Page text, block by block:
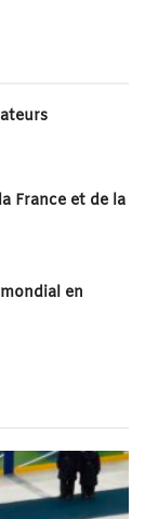
France et de la
en